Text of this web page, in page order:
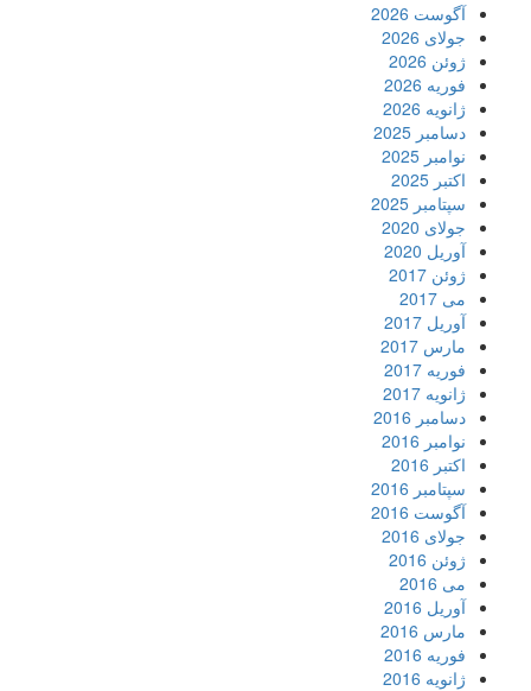
آگوست 2026
جولای 2026
ژوئن 2026
فوریه 2026
ژانویه 2026
دسامبر 2025
نوامبر 2025
اکتبر 2025
سپتامبر 2025
جولای 2020
آوریل 2020
ژوئن 2017
می 2017
آوریل 2017
مارس 2017
فوریه 2017
ژانویه 2017
دسامبر 2016
نوامبر 2016
اکتبر 2016
سپتامبر 2016
آگوست 2016
جولای 2016
ژوئن 2016
می 2016
آوریل 2016
مارس 2016
فوریه 2016
ژانویه 2016